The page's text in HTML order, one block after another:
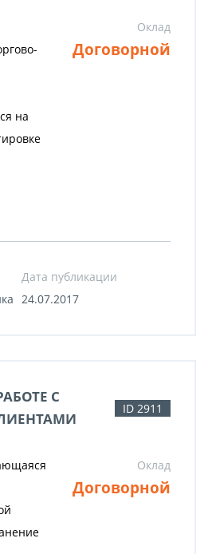
на
Оклад
Договорной
Дата публикации
24.07.2017
С
ID 2911
Оклад
Договорной